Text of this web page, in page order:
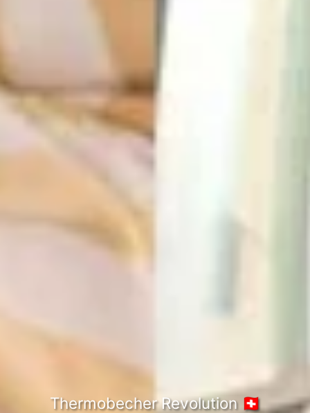
Thermobecher Revolution 🇨🇭